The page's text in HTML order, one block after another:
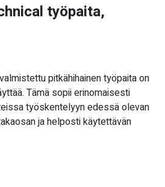
työpaita,
pitkähihainen työpaita on
Tämä sopii erinomaisesti
työskentelyyn edessä olevan
ja helposti käytettävän